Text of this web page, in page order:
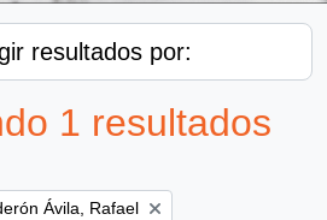
resultados por:
1 resultados
filter:
Ávila, Rafael